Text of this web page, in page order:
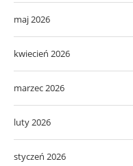
maj 2026
kwiecień 2026
marzec 2026
luty 2026
styczeń 2026